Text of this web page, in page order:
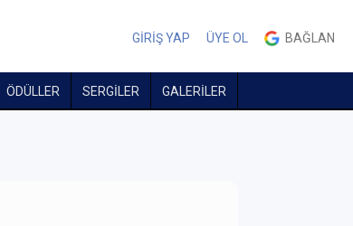
GİRİŞ YAP ÜYE OL BAĞLAN
ÖDÜLLER SERGİLER GALERİLER